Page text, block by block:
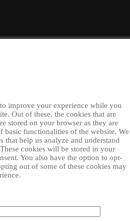
improve your experience while you
Out of these, the cookies that are
stored on your browser as they are
basic functionalities of the website. We
that help us analyze and understand
cookies will be stored in your
You also have the option to opt-
out of some of these cookies may